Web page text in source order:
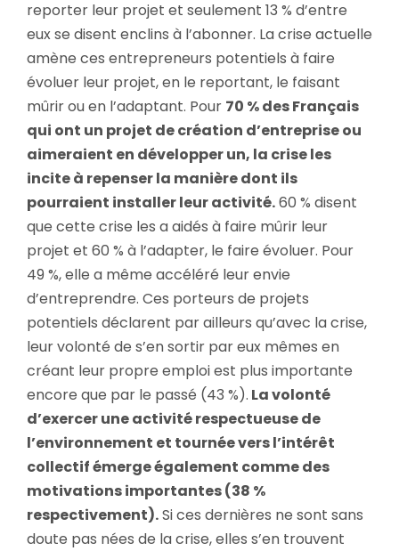
reporter leur projet et seulement 13 % d’entre
eux se disent enclins à l’abonner. La crise actuelle
amène ces entrepreneurs potentiels à faire
évoluer leur projet, en le reportant, le faisant
mûrir ou en l’adaptant. Pour 70 % des Français
qui ont un projet de création d’entreprise ou
aimeraient en développer un, la crise les
incite à repenser la manière dont ils
pourraient installer leur activité.60 % disent
que cette crise les a aidés à faire mûrir leur
projet et 60 % à l’adapter, le faire évoluer. Pour
49 %, elle a même accéléré leur envie
d’entreprendre. Ces porteurs de projets
potentiels déclarent par ailleurs qu’avec la crise,
leur volonté de s’en sortir par eux mêmes en
créant leur propre emploi est plus importante
encore que par le passé (43 %). La volonté
d’exercer une activité respectueuse de
l’environnement et tournée vers l’intérêt
collectif émerge également comme des
motivations importantes (38 %
respectivement).Si ces dernières ne sont sans
doute pas nées de la crise, elles s’en trouvent